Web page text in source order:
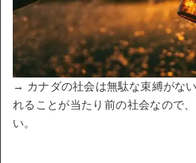
→ カナダの社会は無駄な束縛がな
れることが当たり前の社会なので
い。